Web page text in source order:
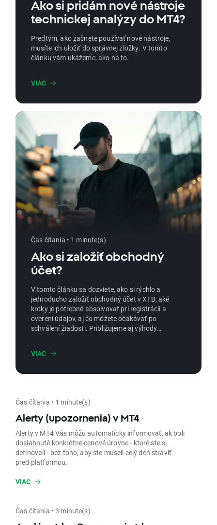
Ako si pridám nové nástroje
technickej analýzy do MT4?
Predtým, ako začnete používať nové nástroje,
musíte ich uložiť do správnej zložky. V tomto
článku vám ukážeme, ako na to.
VIAC
Čas čítania • 1 minute(s)
Ako si založiť obchodný
účet?
V tomto článku sa dozviete, ako si rýchlo a
jednoducho založiť obchodný účet v XTB, aké
kroky je potrebné absolvovať pri registrácii a
overení údajov, aj čo môžete očakávať po
schválení žiadosti. Približujeme aj výhody
platformu najskôr vyskúšať na demo účte.
VIAC
Čas čítania • 1 minute(s)
Alerty (upozornenia) v MT4
Alerty v MT4 Vás môžu automaticky informovať, ak boli
dosiahnuté konkrétne cenové úrovne - ktoré ste si
definovali - bez toho, aby ste museli celý deň stráviť
pred platformou.
VIAC
Čas čítania • 3 minute(s)